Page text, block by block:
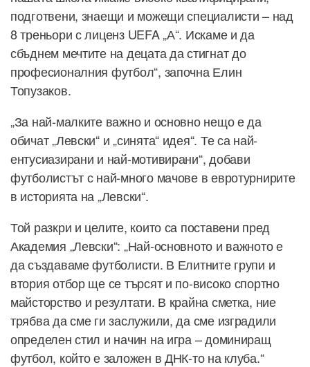
подготвени, знаещи и можещи специалисти – над
8 треньори с лиценз UEFA „А“. Искаме и да
сбъднем мечтите на децата да стигнат до
професионалния футбол“, започна Елин
Топузаков.
„За най-малките важно и основно нещо е да
обичат „Левски“ и „синята“ идея“. Те са най-
ентусиазирани и най-мотивирани“, добави
футболистът с най-много мачове в евротурнирите
в историята на „Левски“.
Той разкри и целите, които са поставени пред
Академия „Левски“: „Най-основното и важното е
да създаваме футболисти. В Елитните групи и
втория отбор ще се търсят и по-високо спортно
майсторство и резултати. В крайна сметка, ние
трябва да сме ги заслужили, да сме изградили
определен стил и начин на игра – доминиращ
футбол, който е заложен в ДНК-то на клуба.“